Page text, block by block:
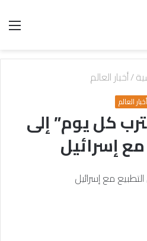
/أخبار العالم
أخبار العالم
كل يوم” إلى
إسرائيل